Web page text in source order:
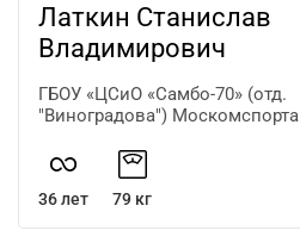
Латкин Станислав
Владимирович
ГБОУ «ЦСиО «Самбо-70» (отд.
"Виноградова") Москомспорта
36 лет 79 кг